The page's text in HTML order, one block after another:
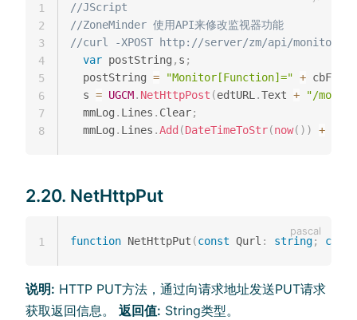
//JScript
//ZoneMinder 使用API来修改监视器功能
//curl -XPOST http://server/zm/api/monitors/
var postString , s ;
  postString
= "Monitor[Function]=" +
  s
= UGCM. NetHttpPost (edtURL.Text +
"/
  mmLog
. Lines . Clear;
  mmLog
. Lines .Add (DateTimeToStr(now( ) ) +
1
2
3
4
5
6
7
8
2.20. NetHttpPut
function NetHttpPut (const Qurl : string; const
1
说明: HTTP PUT方法，通过向请求地址发送PUT请求
获取返回信息。 返回值: String类型。